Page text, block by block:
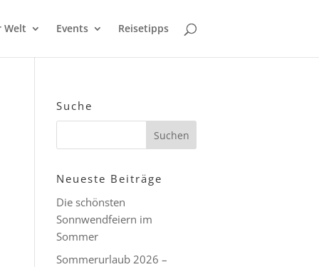
Welt Events Reisetipps
Suche
Neueste Beiträge
Die schönsten
Sonnwendfeiern im
Sommer
Sommerurlaub 2026 –